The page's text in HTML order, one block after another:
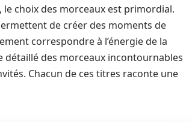
choix des morceaux est primordial.
de créer des moments de
correspondre à l’énergie de la
détaillé des morceaux incontournables
Chacun de ces titres raconte une